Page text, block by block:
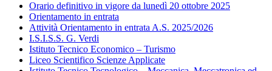
Orario definitivo in vigore da lunedì 20 ottobre 2025
Orientamento in entrata
Attività Orientamento in entrata A.S. 2025/2026
I.S.I.S.S. G. Verdi
Istituto Tecnico Economico – Turismo
Liceo Scientifico Scienze Applicate